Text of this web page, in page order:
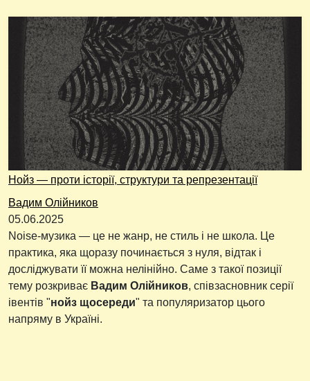
Нойз — проти історії, структури та репрезентації
Вадим Олійников
05.06.2025
Noise-музика — це не жанр, не стиль і не школа. Це
практика, яка щоразу починається з нуля, відтак і
досліджувати її можна нелінійно. Саме з такої позиції
тему розкриває Вадим Олійников, співзасновник серії
івентів "нойз щосереди" та популяризатор цього
напряму в Україні.